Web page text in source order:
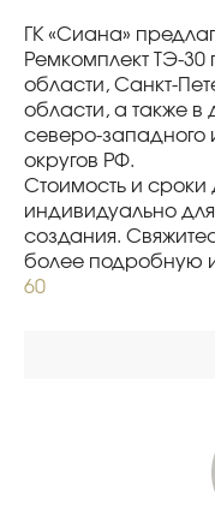
ГК «Сиана»
Ремкомплект ТЭ-
области, Санкт-
области, а также в
северо-западного
округов РФ.
Стоимость и сроки
индивидуально
создания.
более подробную
60